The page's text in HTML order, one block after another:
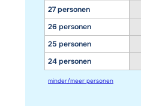
27 personen
26 personen
25 personen
24 personen
minder/meer personen